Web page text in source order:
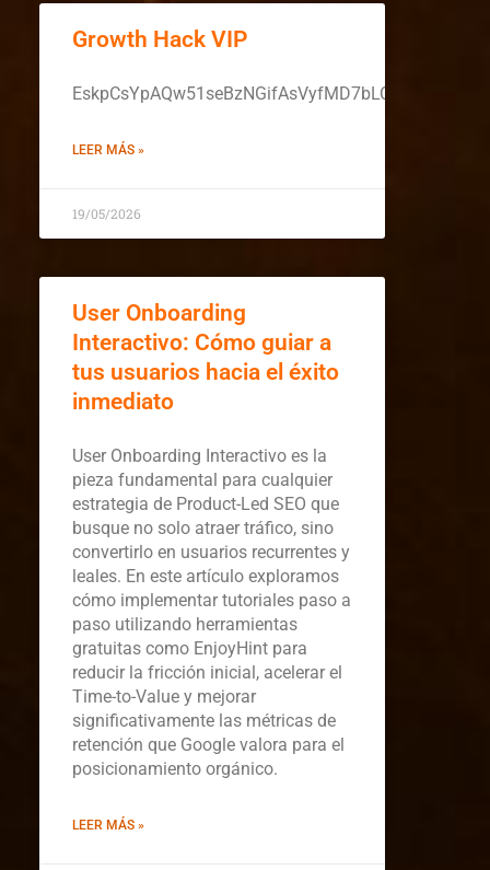
Growth Hack VIP
LEER MÁS »
19/05/2026
User Onboarding
Interactivo: Cómo guiar a
tus usuarios hacia el éxito
inmediato
User Onboarding Interactivo es la
pieza fundamental para cualquier
estrategia de Product-Led SEO que
busque no solo atraer tráfico, sino
convertirlo en usuarios recurrentes y
leales. En este artículo exploramos
cómo implementar tutoriales paso a
paso utilizando herramientas
gratuitas como EnjoyHint para
reducir la fricción inicial, acelerar el
Time-to-Value y mejorar
significativamente las métricas de
retención que Google valora para el
posicionamiento orgánico.
LEER MÁS »